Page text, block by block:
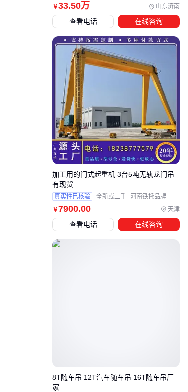
￥33.50万 山东济南
查看电话 在线咨询
￥7900.00 天津
加工用的门式起重机 3台5吨无轨龙门吊
有现货
真实性已核验 全新或二手 河南铁托品牌
查看电话 在线咨询
8T随车吊 12T汽车随车吊 16T随车吊厂
家